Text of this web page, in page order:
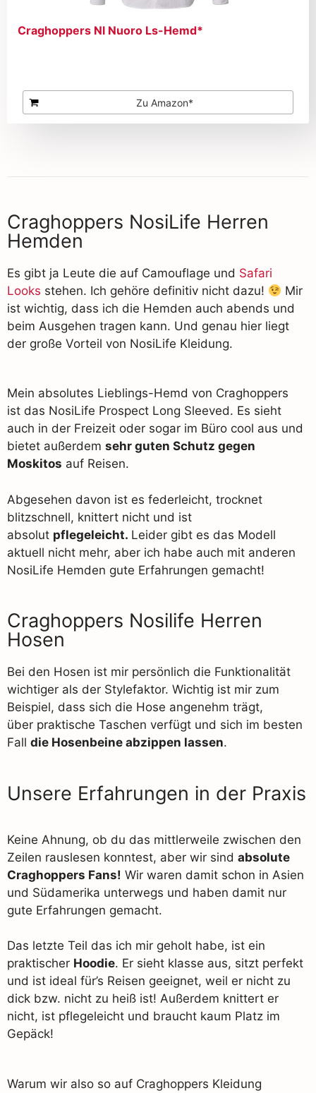
Craghoppers Nl Nuoro Ls-Hemd*
Zu Amazon*
Craghoppers NosiLife Herren
Hemden
Es gibt ja Leute die auf Camouflage und Safari
Looks stehen. Ich gehöre definitiv nicht dazu!
Mir
ist wichtig, dass ich die Hemden auch abends und
beim Ausgehen tragen kann. Und genau hier liegt
der große Vorteil von NosiLife Kleidung.
Mein absolutes Lieblings-Hemd von Craghoppers
ist das NosiLife Prospect Long Sleeved. Es sieht
auch in der Freizeit oder sogar im Büro cool aus und
bietet außerdem sehr guten Schutz gegen
Moskitos auf Reisen.
Abgesehen davon ist es federleicht, trocknet
blitzschnell, knittert nicht und ist
absolut pflegeleicht. Leider gibt es das Modell
aktuell nicht mehr, aber ich habe auch mit anderen
NosiLife Hemden gute Erfahrungen gemacht!
Craghoppers Nosilife Herren
Hosen
Bei den Hosen ist mir persönlich die Funktionalität
wichtiger als der Stylefaktor. Wichtig ist mir zum
Beispiel, dass sich die Hose angenehm trägt,
über praktische Taschen verfügt und sich im besten
Fall die Hosenbeine abzippen lassen.
Unsere Erfahrungen in der Praxis
Keine Ahnung, ob du das mittlerweile zwischen den
Zeilen rauslesen konntest, aber wir sind absolute
Craghoppers Fans! Wir waren damit schon in Asien
und Südamerika unterwegs und haben damit nur
gute Erfahrungen gemacht.
Das letzte Teil das ich mir geholt habe, ist ein
praktischer Hoodie. Er sieht klasse aus, sitzt perfekt
und ist ideal für’s Reisen geeignet, weil er nicht zu
dick bzw. nicht zu heiß ist! Außerdem knittert er
nicht, ist pflegeleicht und braucht kaum Platz im
Gepäck!
Warum wir also so auf Craghoppers Kleidung